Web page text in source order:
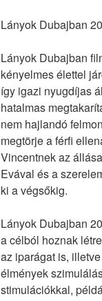
Lányok Dubajban
Lányok Dubajban
kényelmes élettel
így igazi nyugdíjas
hatalmas
nem hajlandó
megtörje a férfi
Vincentnek az
Evával és a
ki a végsőkig.
Lányok Dubajban
a célból hoznak
az iparágat is,
élmények
stimulációkkal,